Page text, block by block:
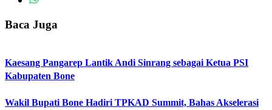
Baca Juga
Kaesang Pangarep Lantik Andi Sinrang sebagai Ketua PSI
Kabupaten Bone
Wakil Bupati Bone Hadiri TPKAD Summit, Bahas Akselerasi